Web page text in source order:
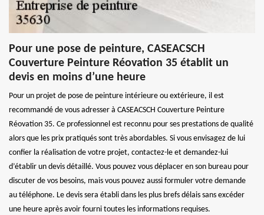
Pour une pose de peinture, CASEACSCH
Couverture Peinture Réovation 35 établit un
devis en moins d’une heure
Pour un projet de pose de peinture intérieure ou extérieure, il est
recommandé de vous adresser à CASEACSCH Couverture Peinture
Réovation 35. Ce professionnel est reconnu pour ses prestations de qualité
alors que les prix pratiqués sont très abordables. Si vous envisagez de lui
confier la réalisation de votre projet, contactez-le et demandez-lui
d’établir un devis détaillé. Vous pouvez vous déplacer en son bureau pour
discuter de vos besoins, mais vous pouvez aussi formuler votre demande
au téléphone. Le devis sera établi dans les plus brefs délais sans excéder
une heure après avoir fourni toutes les informations requises.